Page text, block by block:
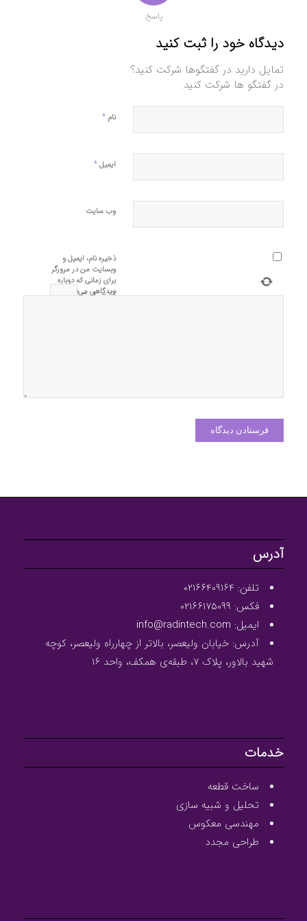
پاسخ
دیدگاه خود را ثبت کنید
تمایل دارید در گفتگوها شرکت کنید؟
در گفتگو ها شرکت کنید.
نام *
ایمیل*
وب‌ سایت
ذخیره نام، ایمیل و
وبسایت من در مرورگر
برای زمانی که دوباره
دیدگاهی می‌نویسم.
3
−
1
=
آدرس
تلفن: ۰۲۱۶۶۴۰۹۱۶۴
فکس: ۰۲۱۶۶۱۷۵۰۹۹
ایمیل: info@radintech.com
آدرس: خیابان ولیعصر، بالاتر از چهارراه ولیعصر، کوچه
شهید بالاور، پلاک ۷، طبقه‌ی همکف، واحد ۱۶
خدمات
ساخت قطعه
تحلیل و شبیه سازی
مهندسی معکوس
طراحی مجدد